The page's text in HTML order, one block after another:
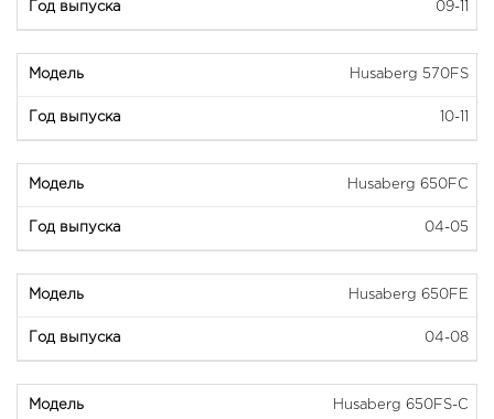
09-11
Husaberg 570FS
10-11
Husaberg 650FC
04-05
Husaberg 650FE
04-08
Husaberg 650FS-C